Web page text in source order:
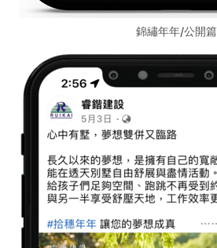
錦繡年年/公開篇